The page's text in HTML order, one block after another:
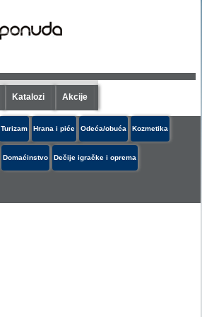
Katalozi Akcije
Turizam Hrana i piće Odeća/obuća Kozmetika
Domaćinstvo Dečije igračke i oprema